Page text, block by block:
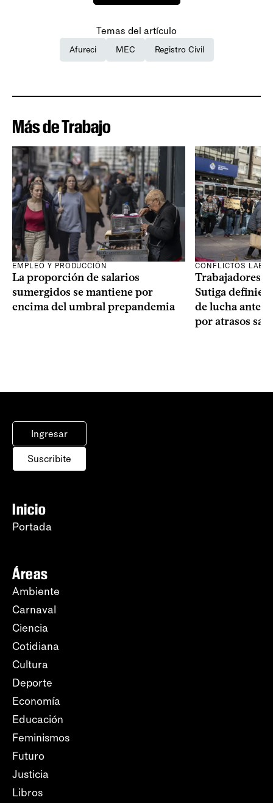
Temas del artículo
Afureci MEC Registro Civil
Más de Trabajo
EMPLEO Y PRODUCCIÓN
La proporción de salarios
sumergidos se mantiene por
encima del umbral prepandemia
CONFLICTOS
Trabajadores
Sutiga
de lucha ante
por atrasos
Ingresar
Suscribite
Inicio
Portada
Áreas
Ambiente
Carnaval
Ciencia
Cotidiana
Cultura
Deporte
Economía
Educación
Feminismos
Futuro
Justicia
Libros